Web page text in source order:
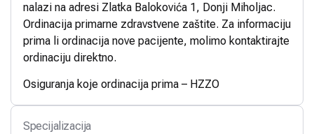
nalazi na adresi Zlatka Balokovića 1, Donji Miholjac.
Ordinacija primarne zdravstvene zaštite. Za informaciju
prima li ordinacija nove pacijente, molimo kontaktirajte
ordinaciju direktno.
Osiguranja koje ordinacija prima – HZZO
Specijalizacija